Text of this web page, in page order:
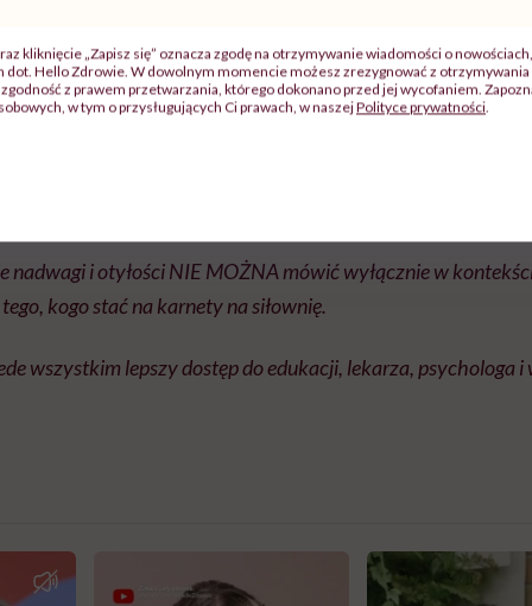
nie głównie dlatego, że nie stać ich na dodatkowe
sylwetki, ale nie stać ich na lekarza, nie mają pomocy
żywieniowej.
bo przeprowadziłam wiele szkoleń dla osób o bardzo różnym
nadwagi i otyłości NIE MOŻNA mówić wyłącznie w
kogo stać na karnety na siłownię.
wszystkim lepszy dostęp do edukacji, lekarza, psychologa i
kliknięcie „Zapisz się” oznacza zgodę na otrzymywanie wiadomości o
dot. Hello Zdrowie. W dowolnym momencie możesz zrezygnować z
zgodność z prawem przetwarzania, którego dokonano przed jej wycofaniem.
w tym o przysługujących Ci prawach, w naszejPolityce prywatności.